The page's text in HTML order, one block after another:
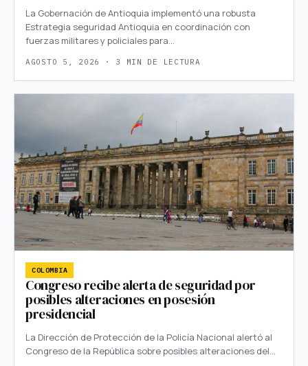
La Gobernación de Antioquia implementó una robusta
Estrategia seguridad Antioquia en coordinación con
fuerzas militares y policiales para…
AGOSTO 5, 2026 · 3 MIN DE LECTURA
COLOMBIA
Congreso recibe alerta de seguridad por
posibles alteraciones en posesión
presidencial
La Dirección de Protección de la Policía Nacional alertó al
Congreso de la República sobre posibles alteraciones del…